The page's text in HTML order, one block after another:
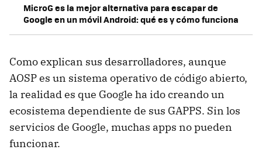
MicroG es la mejor alternativa para escapar de
Google en un móvil Android: qué es y cómo funciona
Como explican sus desarrolladores, aunque
AOSP es un sistema operativo de código abierto,
la realidad es que Google ha ido creando un
ecosistema dependiente de sus GAPPS. Sin los
servicios de Google, muchas apps no pueden
funcionar.